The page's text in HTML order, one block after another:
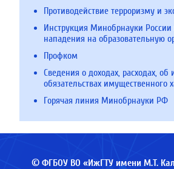
Противодействие терроризму и
Инструкция Минобрнауки
нападения на образовательную
Профком
Сведения о доходах, расходах, об
обязательствах имущественного
Горячая линия Минобрнауки РФ
© ФГБОУ ВО «ИжГТУ имени М.Т.